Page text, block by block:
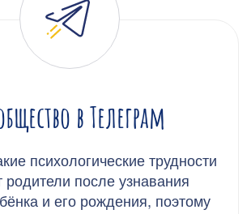
в Телеграм
психологические трудности
после узнавания
и его рождения, поэтому